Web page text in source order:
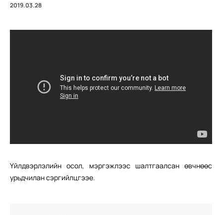
2019.03.28
Үйлдвэрлэлийн осол, мэргэжлээс шалтгаалсан өвчнөөс
урьдчилан сэргийлцгээе.